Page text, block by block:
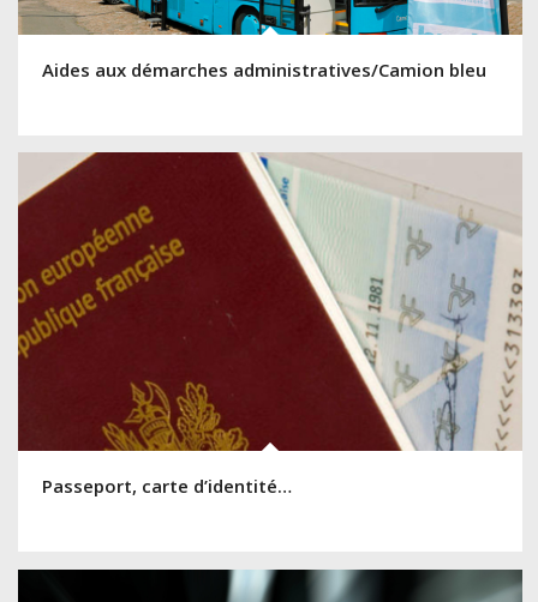
Aides aux démarches administratives/Camion bleu
Passeport, carte d’identité…